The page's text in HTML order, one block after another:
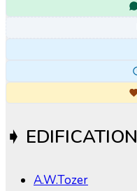
➧ EDIFICATION
A.W.Tozer